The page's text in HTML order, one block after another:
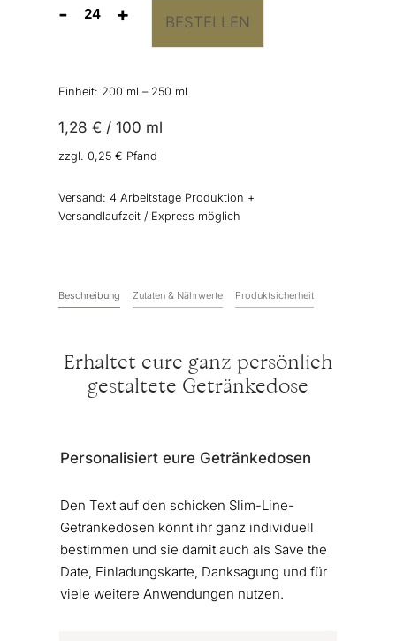
-
Getränkedosen
Menge
+ BESTELLEN
Einheit: 200 ml – 250 ml
1,28 € / 100 ml
zzgl. 0,25 € Pfand
Versand: 4 Arbeitstage Produktion +
Versandlaufzeit / Express möglich
Beschreibung Zutaten & Nährwerte Produktsicherheit
Erhaltet eure ganz persönlich
gestaltete Getränkedose
Personalisiert eure Getränkedosen
Den Text auf den schicken Slim-Line-
Getränkedosen könnt ihr ganz individuell
bestimmen und sie damit auch als Save the
Date, Einladungskarte, Danksagung und für
viele weitere Anwendungen nutzen.